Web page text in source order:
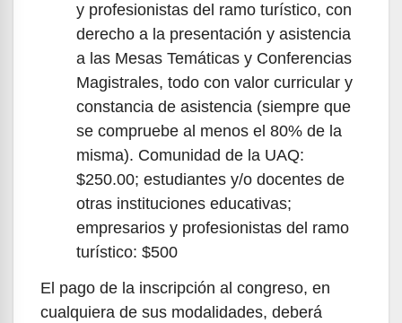
y profesionistas del ramo turístico, con
derecho a la presentación y asistencia
a las Mesas Temáticas y Conferencias
Magistrales, todo con valor curricular y
constancia de asistencia (siempre que
se compruebe al menos el 80% de la
misma). Comunidad de la UAQ:
$250.00; estudiantes y/o docentes de
otras instituciones educativas;
empresarios y profesionistas del ramo
turístico: $500
El pago de la inscripción al congreso, en
cualquiera de sus modalidades, deberá